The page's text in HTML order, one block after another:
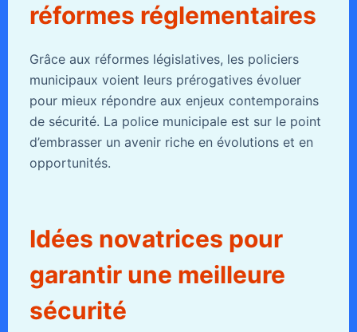
réformes réglementaires
Grâce aux réformes législatives, les policiers
municipaux voient leurs prérogatives évoluer
pour mieux répondre aux enjeux contemporains
de sécurité. La police municipale est sur le point
d’embrasser un avenir riche en évolutions et en
opportunités.
Idées novatrices pour
garantir une meilleure
sécurité